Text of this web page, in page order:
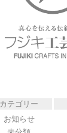
カテゴリー
お知らせ